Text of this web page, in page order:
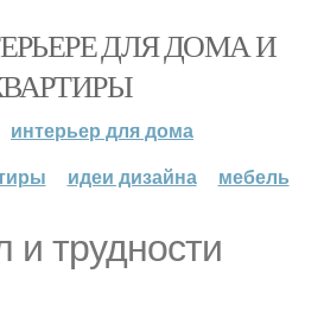
ДЛЯ ДОМА И
интерьер для дома
идеи дизайна мебель
и трудности